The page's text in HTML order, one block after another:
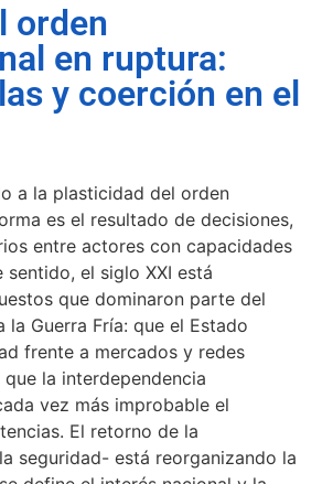
orden
en ruptura:
y coerción en el
a la plasticidad del orden
es el resultado de decisiones,
entre actores con capacidades
sentido, el siglo XXI está
que dominaron parte del
Guerra Fría: que el Estado
frente a mercados y redes
la interdependencia
vez más improbable el
El retorno de la
seguridad- está reorganizando la